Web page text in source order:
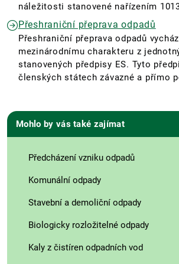
náležitosti stanovené nařízením
Přeshraniční přeprava odpadů
Přeshraniční přeprava odpadů
mezinárodnímu charakteru z
stanovených předpisy ES. Tyto
členských státech závazné a přímo
Mohlo by vás také zajímat
Předcházení vzniku odpadů
Komunální odpady
Stavební a demoliční odpady
Biologicky rozložitelné odpady
Kaly z čistíren odpadních vod